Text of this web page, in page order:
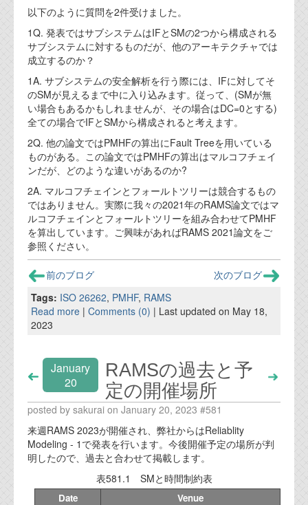
以下のように質問を2件受けました。
1Q. 発表ではサブシステムはIFとSMの2つから構成される
サブシステムに対するものだが、他のアーキテクチャでは
成立するのか？
1A. サブシステムの安全解析を行う際には、IFに対してそ
のSMが見えるまで中に入り込みます。従って、(SMが無
い場合もあるかもしれませんが、その場合はDC=0とする)
全ての場合でIFとSMから構成されると考えます。
2Q. 他の論文ではPMHFの算出にFault Treeを用いている
ものがある。この論文ではPMHFの算出はマルコフチェイ
ンだが、どのような違いがあるのか?
2A. マルコフチェインとフォールトツリーは競合するもの
ではありません。実際に我々の2021年のRAMS論文ではマ
ルコフチェインとフォールトツリーを組み合わせてPMHF
を算出しています。ご興味があればRAMS 2021論文をご
参照ください。
前のブログ
次のブログ
Tags: ISO 26262, PMHF, RAMS
Read more | Comments (0) | Last updated on May 18,
2023
January
20
RAMSの過去と予
定の開催場所
posted by sakurai on January 20, 2023 #581
来週RAMS 2023が開催され、弊社からはReliablity
Modeling - 1で発表を行います。今後開催予定の場所が判
明したので、過去と合わせて掲載します。
表581.1 SMと時間制約表
Date
Venue